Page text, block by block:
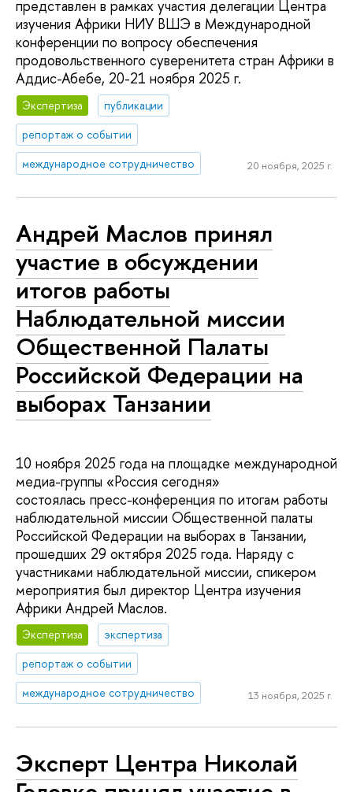
представлен в рамках участия делегации Центра
изучения Африки НИУ ВШЭ в Международной
конференции по вопросу обеспечения
продовольственного суверенитета стран Африки в
Аддис-Абебе, 20-21 ноября 2025 г.
Экспертиза
публикации
репортаж о событии
международное сотрудничество
20 ноября, 2025 г.
Андрей Маслов принял
участие в обсуждении
итогов работы
Наблюдательной миссии
Общественной Палаты
Российской Федерации на
выборах Танзании
10 ноября 2025 года на площадке международной
медиа-группы «Россия сегодня»
состоялась пресс-конференция по итогам работы
наблюдательной миссии Общественной палаты
Российской Федерации на выборах в Танзании,
прошедших 29 октября 2025 года. Наряду с
участниками наблюдательной миссии, спикером
мероприятия был директор Центра изучения
Африки Андрей Маслов.
Экспертиза
экспертиза
репортаж о событии
международное сотрудничество
13 ноября, 2025 г.
Эксперт Центра Николай